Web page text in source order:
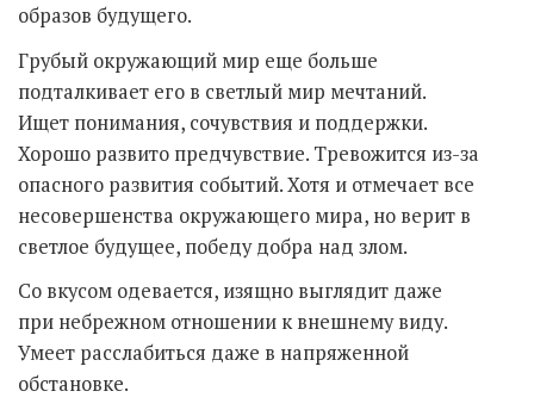
образов будущего.
Грубый окружающий мир еще больше
подталкивает его в светлый мир мечтаний.
Ищет понимания, сочувствия и поддержки.
Хорошо развито предчувствие. Тревожится из-за
опасного развития событий. Хотя и отмечает все
несовершенства окружающего мира, но верит в
светлое будущее, победу добра над злом.
Со вкусом одевается, изящно выглядит даже
при небрежном отношении к внешнему виду.
Умеет расслабиться даже в напряженной
обстановке.